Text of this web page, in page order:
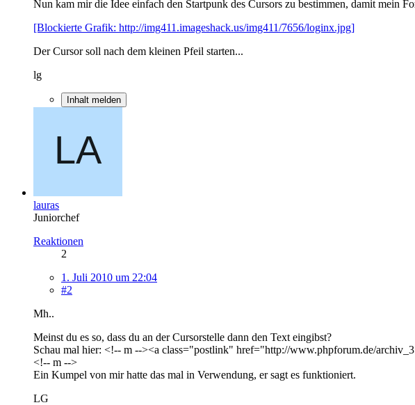
Nun kam mir die Idee einfach den Startpunk des Cursors zu bestimmen, damit mein
[Blockierte Grafik: http://img411.imageshack.us/img411/7656/loginx.jpg]
Der Cursor soll nach dem kleinen Pfeil starten...
lg
Inhalt melden
lauras
Juniorchef
Reaktionen
2
1. Juli 2010 um 22:04
#2
Mh..
Meinst du es so, dass du an der Cursorstelle dann den Text eingibst?
Schau mal hier: <!-- m --><a class="postlink" href="http://www.phpforum.de/
<!-- m -->
Ein Kumpel von mir hatte das mal in Verwendung, er sagt es funktioniert.
LG